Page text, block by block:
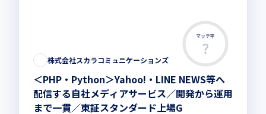
マッチ率
株式会社スカラコミュニケーションズ
＜PHP・Python＞Yahoo!・LINE NEWS等へ
配信する自社メディアサービス／開発から運用
まで一貫／東証スタンダード上場G